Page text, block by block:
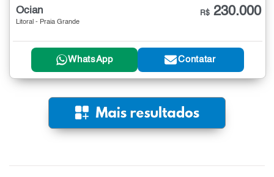
Ocian
Litoral - Praia Grande
R$ 230.000
WhatsApp Contatar